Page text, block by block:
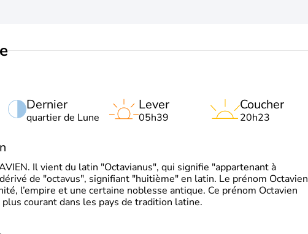
Dernier
quartier de Lune
Lever
05h39
Coucher
20h23
Il vient du latin "Octavianus", qui signifie "appartenant à
de "octavus", signifiant "huitième" en latin. Le prénom Octavien
l’empire et une certaine noblesse antique. Ce prénom Octavien
courant dans les pays de tradition latine.